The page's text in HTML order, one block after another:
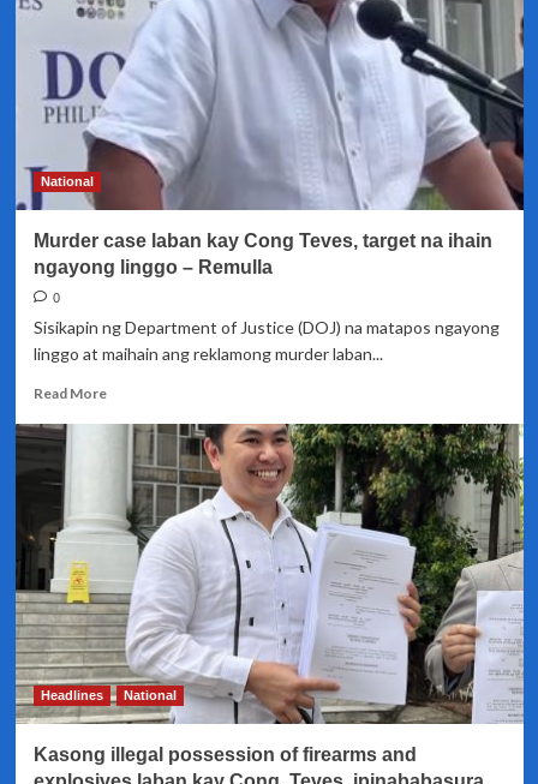
Congressman
Teves
asahan
sa
susunod
na
2-
National
Murder case laban kay Cong Teves, target na ihain
ngayong linggo – Remulla
0
Sisikapin ng Department of Justice (DOJ) na matapos ngayong
linggo at maihain ang reklamong murder laban...
Read MoreRead
about
Murder
case
laban
kay
Cong
Teves,
target
na
ihain
ngayong
linggo
–
Headlines National
Kasong illegal possession of firearms and